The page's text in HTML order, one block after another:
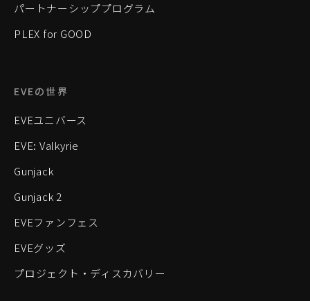
パートナーシッププログラム
PLEX for GOOD
EVEの世界
EVEユニバース
EVE: Valkyrie
Gunjack
Gunjack 2
EVEファンフェス
EVEグッズ
プロジェクト・ディスカバリー